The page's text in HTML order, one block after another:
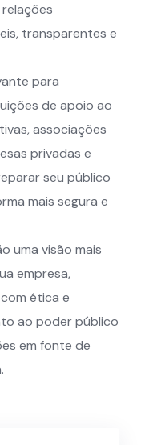
transparentes e
para
de apoio ao
associações
privadas e
seu público
mais segura e
uma visão mais
empresa,
ética e
ao poder público
em fonte de